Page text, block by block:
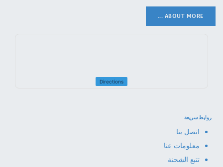
ABOUT MORE ...
Directions
روابط سريعة
اتصل بنا
معلومات عنا
تتبع الشحنة